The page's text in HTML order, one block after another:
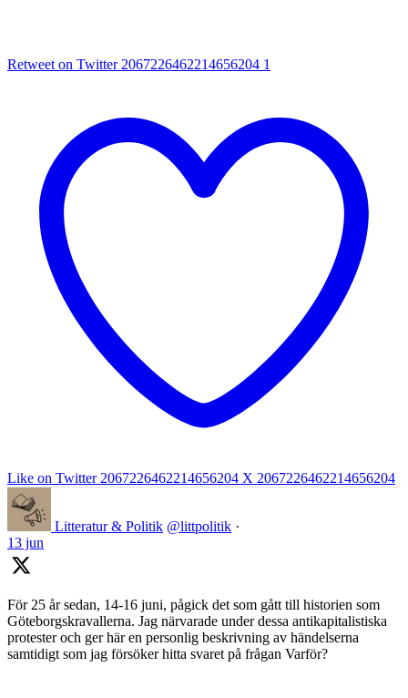
Retweet on Twitter 2067226462214656204 1
Like on Twitter 2067226462214656204 X 2067226462214656204
Litteratur & Politik @littpolitik ·
13 jun
För 25 år sedan, 14-16 juni, pågick det som gått till historien som
Göteborgskravallerna. Jag närvarade under dessa antikapitalistiska
protester och ger här en personlig beskrivning av händelserna
samtidigt som jag försöker hitta svaret på frågan Varför?